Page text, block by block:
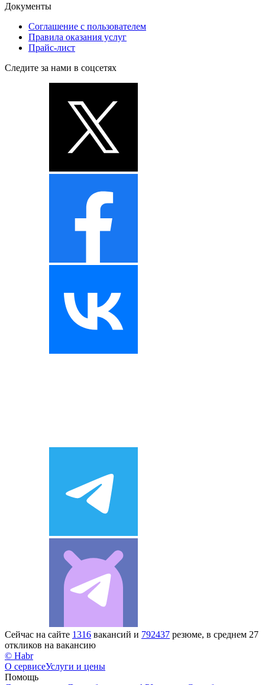
Документы
Соглашение с пользователем
Правила оказания услуг
Прайс-лист
Следите за нами в соцсетях
Сейчас на сайте 1316 вакансий и 792437 резюме, в среднем 27
откликов на вакансию
© Habr
О сервисеУслуги и цены
Помощь